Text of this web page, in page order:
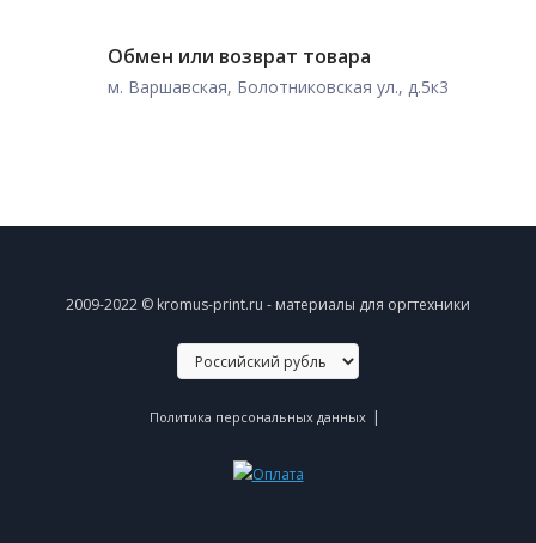
Обмен или возврат товара
м. Варшавская, Болотниковская ул., д.5к3
2009-2022 © kromus-print.ru - материалы для оргтехники
Политика персональных данных |